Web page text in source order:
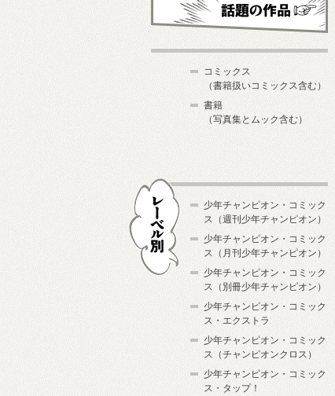
コミックス
（書籍扱いコミックス含む）
書籍
（写真集とムック含む）
少年チャンピオン・コミック
ス（週刊少年チャンピオン）
少年チャンピオン・コミック
ス（月刊少年チャンピオン）
少年チャンピオン・コミック
ス（別冊少年チャンピオン）
少年チャンピオン・コミック
ス・エクストラ
少年チャンピオン・コミック
ス（チャンピオンクロス）
少年チャンピオン・コミック
ス・タップ！